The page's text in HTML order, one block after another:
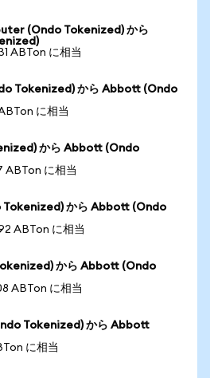
(Ondo Tokenized) から
ABTon に相当
Tokenized) から Abbott (Ondo
に相当
から Abbott (Ondo
ABTon に相当
Tokenized) から Abbott (Ondo
ABTon に相当
から Abbott (Ondo
ABTon に相当
Tokenized) から Abbott
に相当